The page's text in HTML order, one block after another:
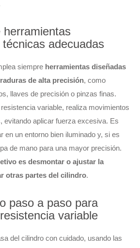
herramientas
adecuadas
siempre herramientas diseñadas
de alta precisión, como
llaves de precisión o pinzas finas.
variable, realiza movimientos
evitando aplicar fuerza excesiva. Es
en un entorno bien iluminado y, si es
de mano para una mayor precisión.
es desmontar o ajustar la
otras partes del cilindro.
paso a paso para
variable
del cilindro con cuidado, usando las